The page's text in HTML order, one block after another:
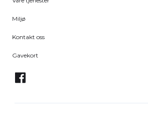
Miljø
Kontakt oss
Gavekort